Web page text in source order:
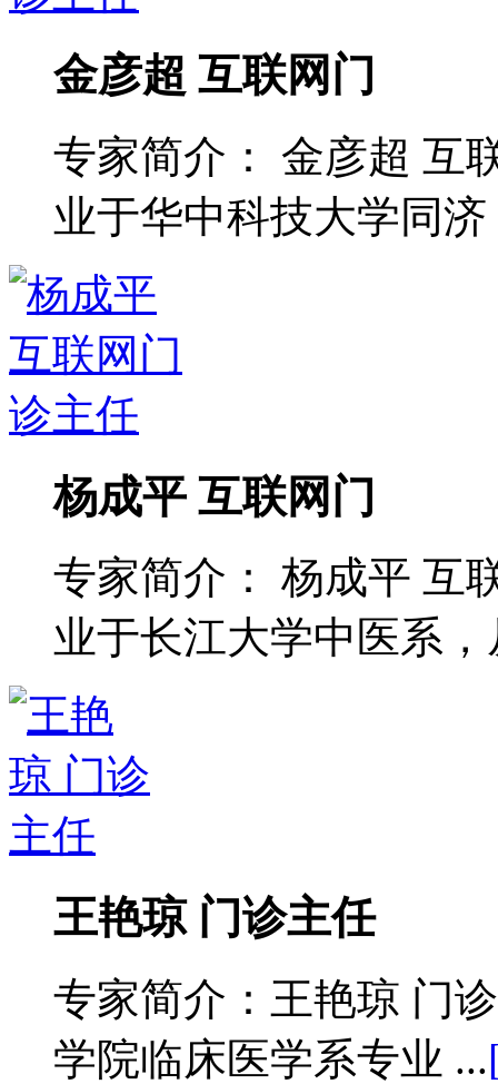
金彦超 互联网门
专家简介： 金彦超 互
业于华中科技大学同济
杨成平 互联网门
专家简介： 杨成平 互
业于长江大学中医系，
王艳琼 门诊主任
专家简介：王艳琼 门
学院临床医学系专业 ...